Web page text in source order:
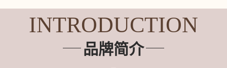
INTRODUCTION
品牌简介